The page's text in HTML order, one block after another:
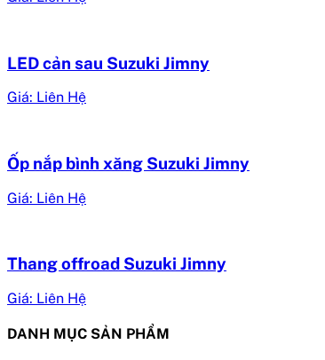
LED cản sau Suzuki Jimny
Giá: Liên Hệ
Ốp nắp bình xăng Suzuki Jimny
Giá: Liên Hệ
Thang offroad Suzuki Jimny
Giá: Liên Hệ
DANH MỤC SẢN PHẨM